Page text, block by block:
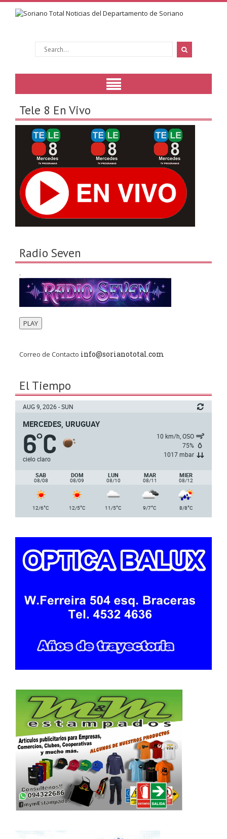
Tele 8 En Vivo
Radio Seven
.
PLAY
Correo de Contacto info@sorianototal.com
El Tiempo
AUG 9, 2026 - SUN
MERCEDES, URUGUAY
6°C
cielo claro
10 km/h, OSO
75%
1017 mbar
SAB
08/08
DOM
08/09
LUN
08/10
MAR
08/11
MIER
08/12
12/6°C 12/5°C 11/5°C 9/7°C 8/8°C